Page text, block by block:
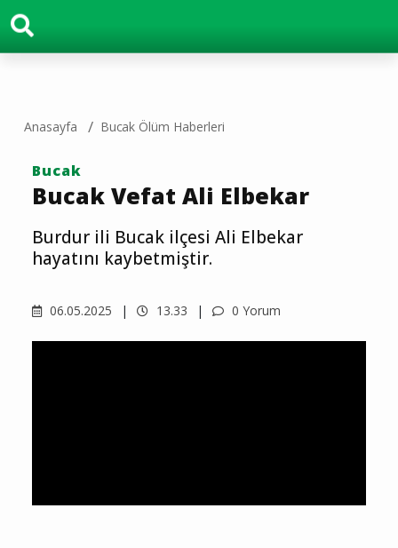
Anasayfa Bucak Ölüm Haberleri
Bucak
Bucak Vefat Ali Elbekar
Burdur ili Bucak ilçesi Ali Elbekar
hayatını kaybetmiştir.
06.05.2025 13.33 0 Yorum